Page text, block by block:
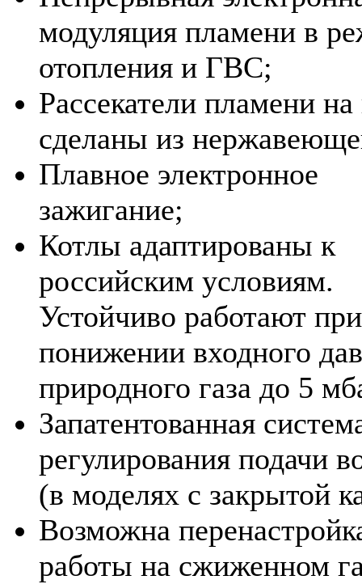
модуляция пламени в
отопления и ГВС;
Рассекатели пламени на
сделаны из
Плавное электронное
зажигание;
Котлы адаптированы к
российским условиям.
Устойчиво работают при
понижении входного
природного газа до 5
Запатентованная
регулирования подачи
(в моделях с закрытой
Возможна
работы на сжиженном